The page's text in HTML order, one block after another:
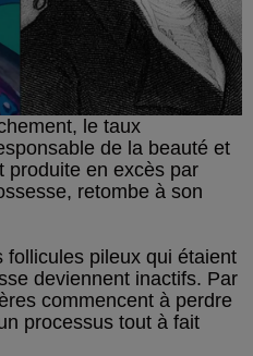
le taux
de la beauté et
produite en excès par
retombe à son
pileux qui étaient
deviennent inactifs. Par
commencent à perdre
processus tout à fait